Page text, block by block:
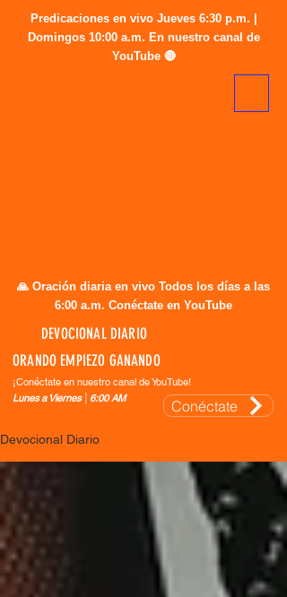
🙏 Oración diaria en vivo Todos los días a las
6:00 a.m. Conéctate en YouTube
Predicaciones en vivo Jueves 6:30 p.m. |
Domingos 10:00 a.m. En nuestro canal de
YouTube 🔴
DEVOCIONAL DIARIO
ORANDO EMPIEZO GANANDO
¡Conéctate en nuestro canal de YouTube!
Lunes a Viernes │6:00 AM
Conéctate
Devocional Diario